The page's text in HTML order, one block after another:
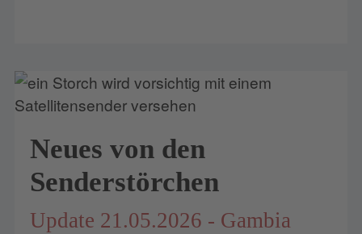
Neues von den
Senderstörchen
Update 21.05.2026 - Gambia